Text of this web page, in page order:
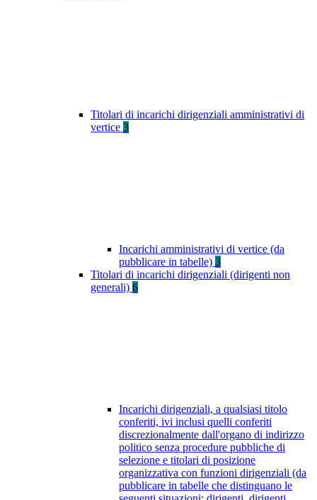
Titolari di incarichi dirigenziali amministrativi di
vertice 3
Incarichi amministrativi di vertice (da
pubblicare in tabelle) 3
Titolari di incarichi dirigenziali (dirigenti non
generali) 6
Incarichi dirigenziali, a qualsiasi titolo
conferiti, ivi inclusi quelli conferiti
discrezionalmente dall'organo di indirizzo
politico senza procedure pubbliche di
selezione e titolari di posizione
organizzativa con funzioni dirigenziali (da
pubblicare in tabelle che distinguano le